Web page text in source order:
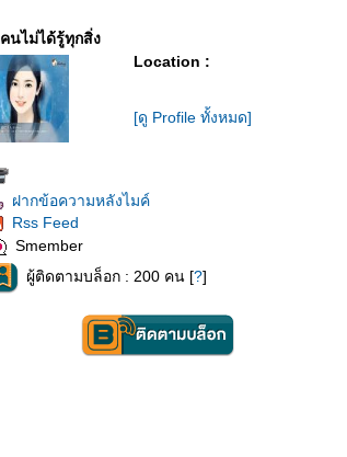
นไม่ได้รู้ทุกสิ่ง
Location :
[ดู Profile ทั้งหมด]
ฝากข้อความหลังไมค์
Rss Feed
Smember
ผู้ติดตามบล็อก : 200 คน [?]